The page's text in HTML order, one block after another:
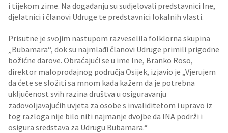
i tijekom zime. Na događanju su sudjelovali predstavnici Ine,
djelatnici i članovi Udruge te predstavnici lokalnih vlasti.
Prisutne je svojim nastupom razveselila folklorna skupina
„Bubamara“, dok su najmlađi članovi Udruge primili prigodne
božićne darove. Obraćajući se u ime Ine, Branko Roso,
direktor maloprodajnog područja Osijek, izjavio je „Vjerujem
da ćete se složiti sa mnom kada kažem da je potrebna
uključenost svih razina društva u osiguravanju
zadovoljavajućih uvjeta za osobe s invaliditetom i upravo iz
tog razloga nije bilo niti najmanje dvojbe da INA podrži i
osigura sredstava za Udrugu Bubamara.“